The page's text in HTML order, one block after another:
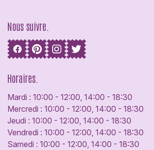
Nous suivre.
Horaires.
Mardi : 10:00 - 12:00, 14:00 - 18:30
Mercredi : 10:00 - 12:00, 14:00 - 18:30
Jeudi : 10:00 - 12:00, 14:00 - 18:30
Vendredi : 10:00 - 12:00, 14:00 - 18:30
Samedi : 10:00 - 12:00, 14:00 - 18:30